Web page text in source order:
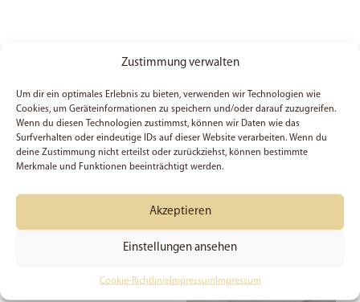
Zustimmung verwalten
Um dir ein optimales Erlebnis zu bieten, verwenden wir Technologien wie
Cookies, um Geräteinformationen zu speichern und/oder darauf zuzugreifen.
Wenn du diesen Technologien zustimmst, können wir Daten wie das
Surfverhalten oder eindeutige IDs auf dieser Website verarbeiten. Wenn du
deine Zustimmung nicht erteilst oder zurückziehst, können bestimmte
Merkmale und Funktionen beeinträchtigt werden.
Akzeptieren
Einstellungen ansehen
Cookie-RichtlinieImpressum Impressum
In den Warenkorb
mit
4.83
von 5
In den Warenkorb